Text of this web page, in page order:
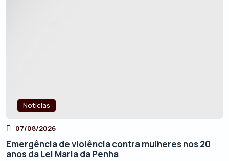
Notícias
07/08/2026
Emergência de violência contra mulheres nos 20
anos da Lei Maria da Penha